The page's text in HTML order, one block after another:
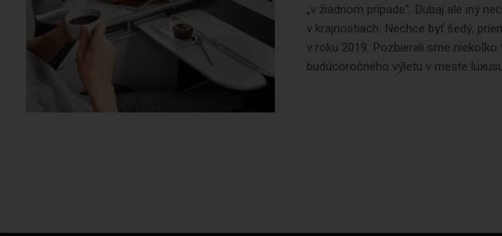
„v žiadnom prípade“. Dubaj ale iný
v krajnostiach. Nechce byť šedý,
v roku 2019. Pozbierali sme
budúcoročného výletu v meste